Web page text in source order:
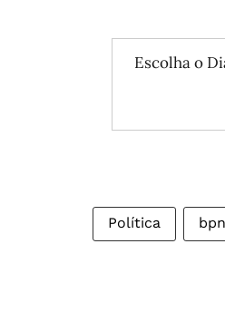
Escolha o
Política bpn